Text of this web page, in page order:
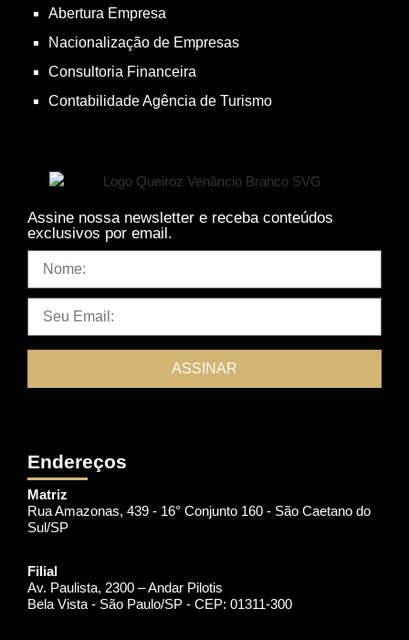
Abertura Empresa
Nacionalização de Empresas
Consultoria Financeira
Contabilidade Agência de Turismo
Assine nossa newsletter e receba conteúdos
exclusivos por email.
Endereços
Matriz
Rua Amazonas, 439 - 16° Conjunto 160 - São Caetano do
Sul/SP
Filial
Av. Paulista, 2300 – Andar Pilotis
Bela Vista - São Paulo/SP - CEP: 01311-300